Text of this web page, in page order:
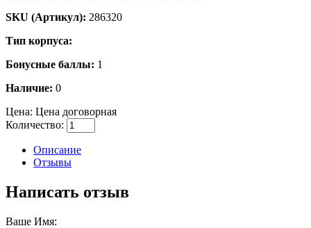
SKU (Артикул): 286320
Тип корпуса:
Бонусные баллы: 1
Наличие: 0
Цена: Цена договорная
Количество:
Описание
Отзывы
Написать отзыв
Ваше Имя: